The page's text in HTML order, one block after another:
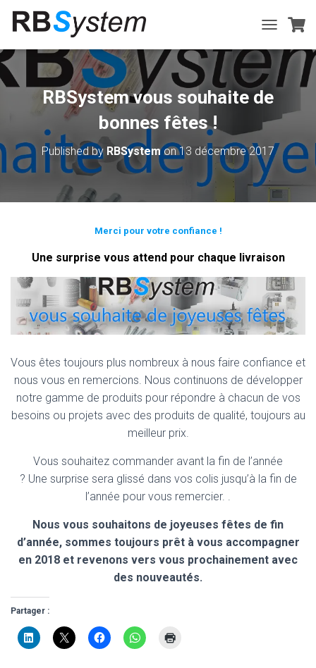
O
G
E
V
I
G
A
T
RBSystem vous souhaite de
bonnes fêtes !
Published by RBSystemon13 décembre 2017
Merci pour votre confiance !
Une surprise vous attend pour chaque livraison
Vous êtes toujours plus nombreux à nous faire confiance et
nous vous en remercions. Nous continuons de développer
notre gamme de produits pour répondre à chacun de vos
besoins ou projets avec des produits de qualité, toujours au
meilleur prix.
Vous souhaitez commander avant la fin de l’année
? Une surprise sera glissé dans vos colis jusqu’à la fin de
l’année pour vous remercier. .
Nous vous souhaitons de joyeuses fêtes de fin
d’année, sommes toujours prêt à vous accompagner
en 2018 et revenons vers vous prochainement avec
des nouveautés.
Partager :